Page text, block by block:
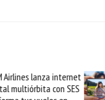
Samsung Galaxy Z Fold8 la
novedad plegable y un